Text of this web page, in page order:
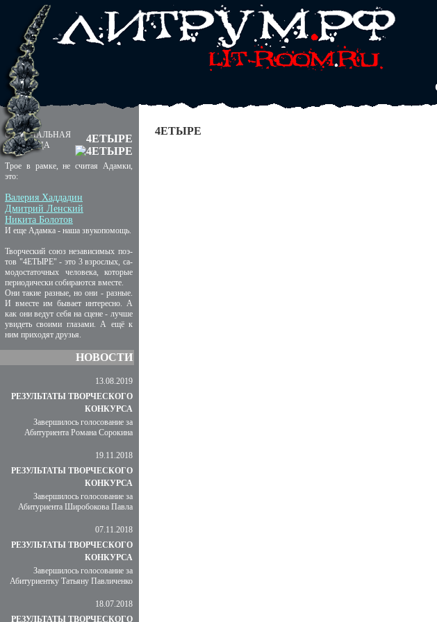
4ЕТЫРЕ
ОФИЦИАЛЬНАЯ
СТРАНИЦА
Трое в рамке, не считая Адамки,
это:
Валерия Хаддадин
Дмитрий Ленский
Никита Болотов
И еще Адамка - наша звукопомощь.
Творческий союз независимых поэ-
тов "4ЕТЫРЕ" - это 3 взрослых, са-
модостаточных человека, которые
периодически собираются вместе.
Они такие разные, но они - разные.
И вместе им бывает интересно. А
как они ведут себя на сцене - лучше
увидеть своими глазами. А ещё к
ним приходят друзья.
НОВОСТИ
13.08.2019
РЕЗУЛЬТАТЫ ТВОРЧЕСКОГО
КОНКУРСА
Завершилось голосование за
Абитуриента Романа Сорокина
19.11.2018
РЕЗУЛЬТАТЫ ТВОРЧЕСКОГО
КОНКУРСА
Завершилось голосование за
Абитуриента Широбокова Павла
07.11.2018
РЕЗУЛЬТАТЫ ТВОРЧЕСКОГО
КОНКУРСА
Завершилось голосование за
Абитуриентку Татьяну Павличенко
18.07.2018
РЕЗУЛЬТАТЫ ТВОРЧЕСКОГО
4ЕТЫРЕ